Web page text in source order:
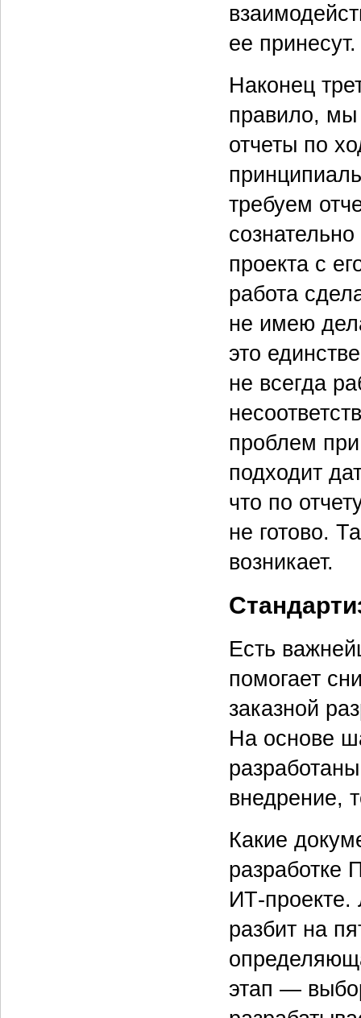
ее принесут.
Наконец
правило, мы
отчеты по
требуем
проекта с
работа
не имею
это
не всегда
проблем
подходит
что по
не готово.
возникает.
Есть
помогает
заказной
На основе
внедрение,
Какие
разработке
ИТ-проекте.
разбит на
этап —